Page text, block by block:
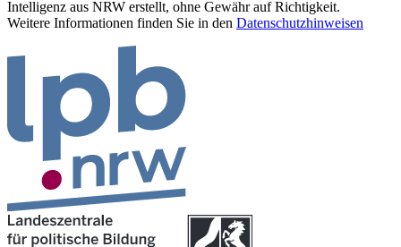
Intelligenz aus NRW erstellt, ohne Gewähr auf Richtigkeit.
Weitere Informationen finden Sie in den Datenschutzhinweisen